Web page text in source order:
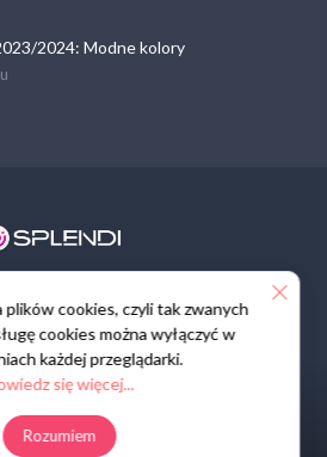
2024: Modne kolory
plików cookies, czyli tak zwanych
cookies można wyłączyć w
każdej przeglądarki.
się więcej...
Rozumiem